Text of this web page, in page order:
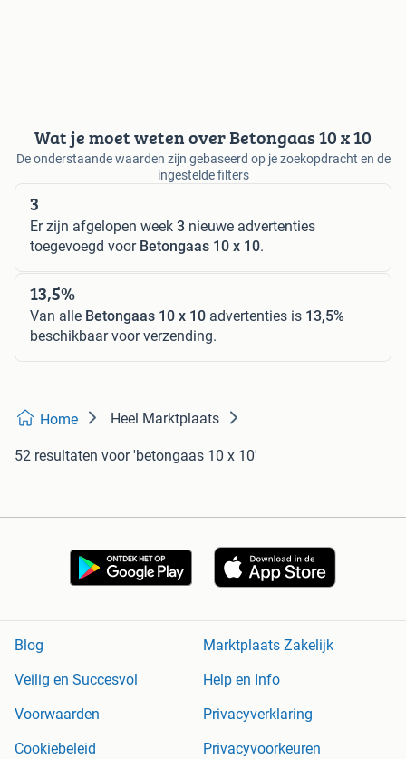
Wat je moet weten over Betongaas 10 x 10
De onderstaande waarden zijn gebaseerd op je zoekopdracht en de
ingestelde filters
3
Er zijn afgelopen week 3 nieuwe advertenties
toegevoegd voor Betongaas 10 x 10.
13,5%
Van alle Betongaas 10 x 10 advertenties is 13,5%
beschikbaar voor verzending.
Home Heel Marktplaats
52 resultaten voor 'betongaas 10 x 10'
Blog
Marktplaats Zakelijk
Veilig en Succesvol
Help en Info
Voorwaarden
Privacyverklaring
Cookiebeleid
Privacyvoorkeuren